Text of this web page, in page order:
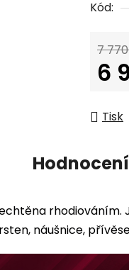
Kód:
7
6
Tisk
Hodnocení
rhodiováním.
náušnice,